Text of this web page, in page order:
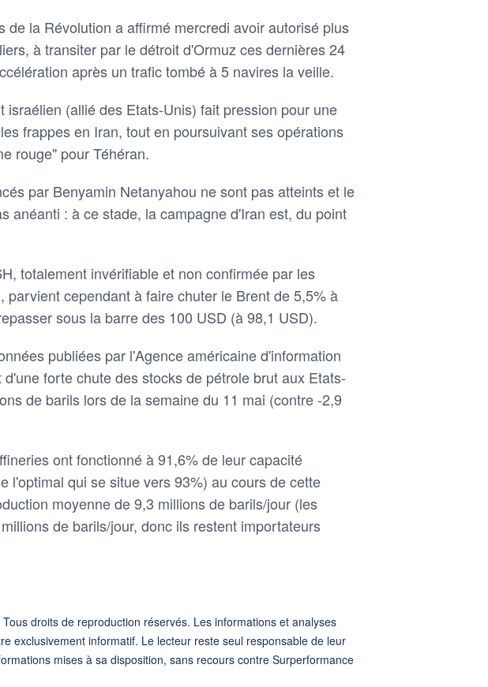
de la Révolution a affirmé mercredi avoir autorisé plus
à transiter par le détroit d'Ormuz ces dernières 24
après un trafic tombé à 5 navires la veille.
israélien (allié des Etats-Unis) fait pression pour une
frappes en Iran, tout en poursuivant ses opérations
rouge" pour Téhéran.
par Benyamin Netanyahou ne sont pas atteints et le
anéanti : à ce stade, la campagne d'Iran est, du point
totalement invérifiable et non confirmée par les
parvient cependant à faire chuter le Brent de 5,5% à
sous la barre des 100 USD (à 98,1 USD).
publiées par l'Agence américaine d'information
forte chute des stocks de pétrole brut aux Etats-
de barils lors de la semaine du 11 mai (contre -2,9
ont fonctionné à 91,6% de leur capacité
l'optimal qui se situe vers 93%) au cours de cette
moyenne de 9,3 millions de barils/jour (les
de barils/jour, donc ils restent importateurs
droits de reproduction réservés. Les informations et analyses
exclusivement informatif. Le lecteur reste seul responsable de leur
mises à sa disposition, sans recours contre Surperformance